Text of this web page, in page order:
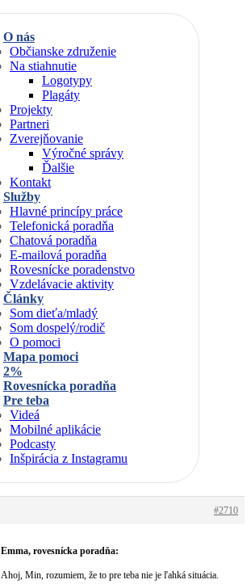
O nás
Občianske združenie
Na stiahnutie
Logotypy
Plagáty
Projekty
Partneri
Zverejňovanie
Výročné správy
Ďalšie
Kontakt
Služby
Hlavné princípy práce
Telefonická poradňa
Chatová poradňa
E-mailová poradňa
Rovesnícke poradenstvo
Vzdelávacie aktivity
Články
Som dieťa/mladý
Som dospelý/rodič
O pomoci
Mapa pomoci
2%
Rovesnícka poradňa
Pre teba
Videá
Mobilné aplikácie
Podcasty
Inšpirácia z Instagramu
#2710
Emma, rovesnícka poradňa:
Ahoj, Min, rozumiem, že to pre teba nie je ľahká situácia.